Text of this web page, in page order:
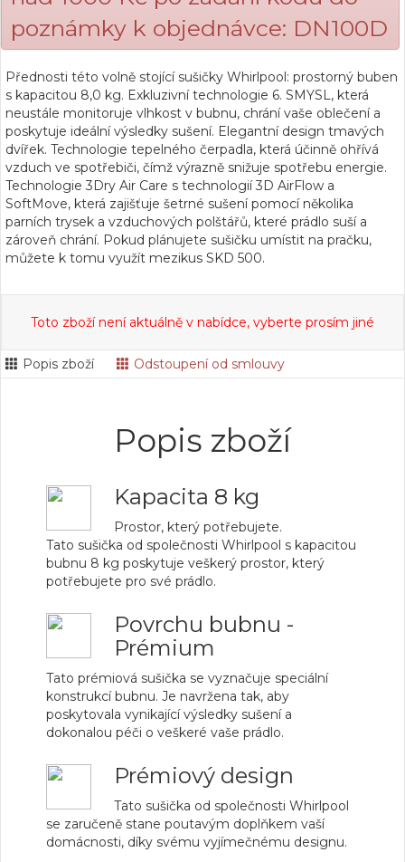
poznámky k objednávce: DN100D
Přednosti této volně stojící sušičky Whirlpool: prostorný buben
s kapacitou 8,0 kg. Exkluzivní technologie 6. SMYSL, která
neustále monitoruje vlhkost v bubnu, chrání vaše oblečení a
poskytuje ideální výsledky sušení. Elegantní design tmavých
dvířek. Technologie tepelného čerpadla, která účinně ohřívá
vzduch ve spotřebiči, čímž výrazně snižuje spotřebu energie.
Technologie 3Dry Air Care s technologií 3D AirFlow a
SoftMove, která zajišťuje šetrné sušení pomocí několika
parních trysek a vzduchových polštářů, které prádlo suší a
zároveň chrání. Pokud plánujete sušičku umístit na pračku,
můžete k tomu využít mezikus SKD 500.
Toto zboží není aktuálně v nabídce, vyberte prosím jiné
Popis zboží Odstoupení od smlouvy
Popis zboží
Kapacita 8 kg
Prostor, který potřebujete.
Tato sušička od společnosti Whirlpool s kapacitou
bubnu 8 kg poskytuje veškerý prostor, který
potřebujete pro své prádlo.
Povrchu bubnu -
Prémium
Tato prémiová sušička se vyznačuje speciální
konstrukcí bubnu. Je navržena tak, aby
poskytovala vynikající výsledky sušení a
dokonalou péči o veškeré vaše prádlo.
Prémiový design
Tato sušička od společnosti Whirlpool
se zaručeně stane poutavým doplňkem vaší
domácnosti, díky svému vyjímečnému designu.